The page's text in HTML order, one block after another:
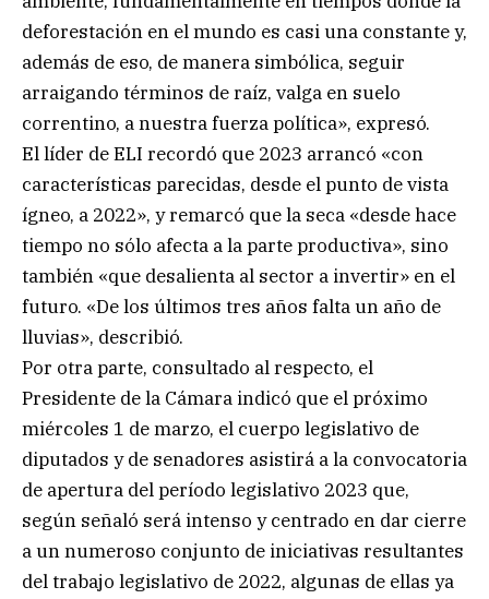
deforestación en el mundo es casi una constante y,
además de eso, de manera simbólica, seguir
arraigando términos de raíz, valga en suelo
correntino, a nuestra fuerza política», expresó.
El líder de ELI recordó que 2023 arrancó «con
características parecidas, desde el punto de vista
ígneo, a 2022», y remarcó que la seca «desde hace
tiempo no sólo afecta a la parte productiva», sino
también «que desalienta al sector a invertir» en el
futuro. «De los últimos tres años falta un año de
lluvias», describió.
Por otra parte, consultado al respecto, el
Presidente de la Cámara indicó que el próximo
miércoles 1 de marzo, el cuerpo legislativo de
diputados y de senadores asistirá a la convocatoria
de apertura del período legislativo 2023 que,
según señaló será intenso y centrado en dar cierre
a un numeroso conjunto de iniciativas resultantes
del trabajo legislativo de 2022, algunas de ellas ya